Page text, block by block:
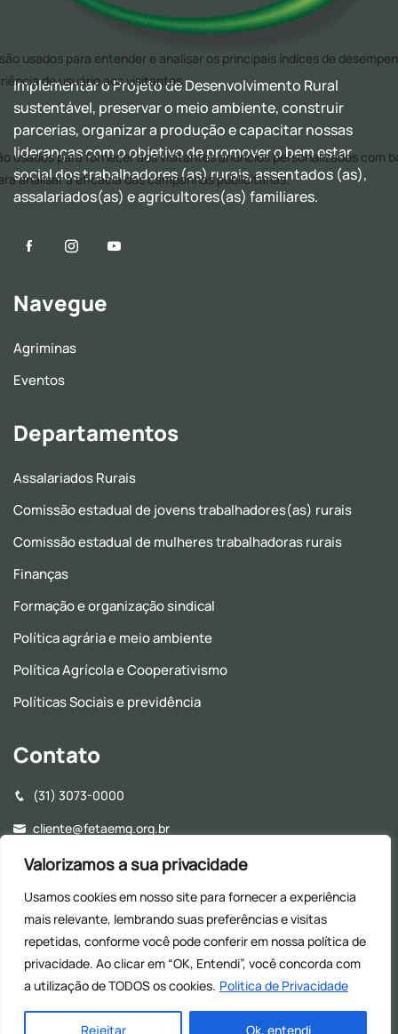
Valorizamos a sua privacidade
Usamos cookies em nosso site para fornecer a experiência
mais relevante, lembrando suas preferências e visitas
repetidas, conforme você pode conferir em nossa política de
privacidade. Ao clicar em “OK, Entendi”, você concorda com
a utilização de TODOS os cookies. Politica de Privacidade
Rejeitar Ok, entendi
Implementar o Projeto de Desenvolvimento Rural
sustentável, preservar o meio ambiente, construir
parcerias, organizar a produção e capacitar nossas
lideranças com o objetivo de promover o bem estar
social dos trabalhadores (as) rurais, assentados (as),
assalariados(as) e agricultores(as) familiares.
Navegue
Agriminas
Eventos
Departamentos
Assalariados Rurais
Comissão estadual de jovens trabalhadores(as) rurais
Comissão estadual de mulheres trabalhadoras rurais
Finanças
Formação e organização sindical
Política agrária e meio ambiente
Política Agrícola e Cooperativismo
Políticas Sociais e previdência
Contato
(31) 3073-0000
cliente@fetaemg.org.br
Rua Álvares Maciel, 154, Santa Efigênia - CEP: 30150-250 -
Horário de Funcionamento - 8h às 17h (Almoço: 12h às